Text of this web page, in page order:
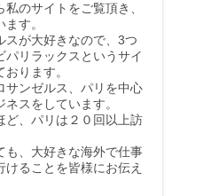
のサイトをご覧頂き、
す。
スが大好きなので、3つ
パリラックスというサイ
ります。
サンゼルス、パリを中心
スをしています。
ど、パリは２０回以上訪
も、大好きな海外で仕事
ることを皆様にお伝え